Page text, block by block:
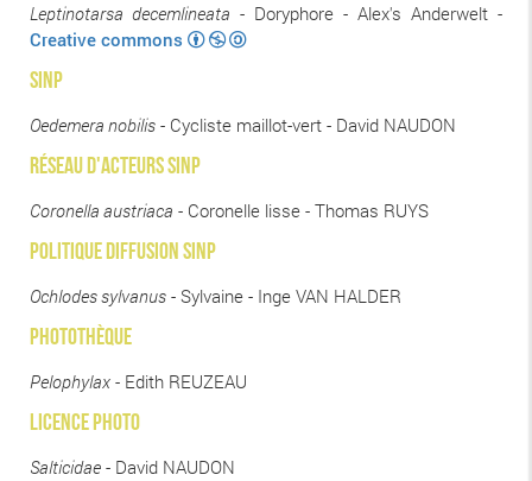
Leptinotarsa decemlineata - Doryphore - Alex's Anderwelt -
Creative commons
SINP
Oedemera nobilis - Cycliste maillot-vert - David NAUDON
réseau d'acteurs SINP
Coronella austriaca - Coronelle lisse - Thomas RUYS
POLITIQUE DIFFUSION SINP
Ochlodes sylvanus - Sylvaine - Inge VAN HALDER
PHOTOTHÈQUE
Pelophylax - Edith REUZEAU
LICENCE PHOTO
Salticidae - David NAUDON